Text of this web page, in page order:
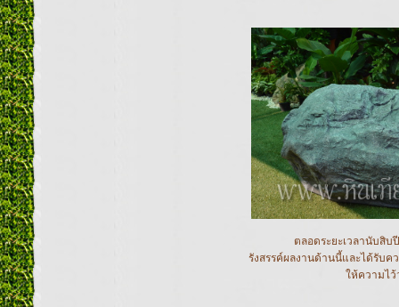
ตลอดระยะเวลานับสิบปี หิน
รังสรรค์ผลงานด้านนี้และได้รับ
ให้ความไว้